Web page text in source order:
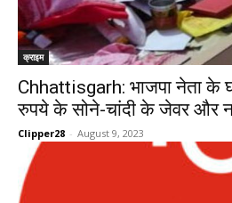
क्राइम
Chhattisgarh: भाजपा नेता के
रुपये के सोने-चांदी के जेवर और
Clipper28 - August 9, 2023